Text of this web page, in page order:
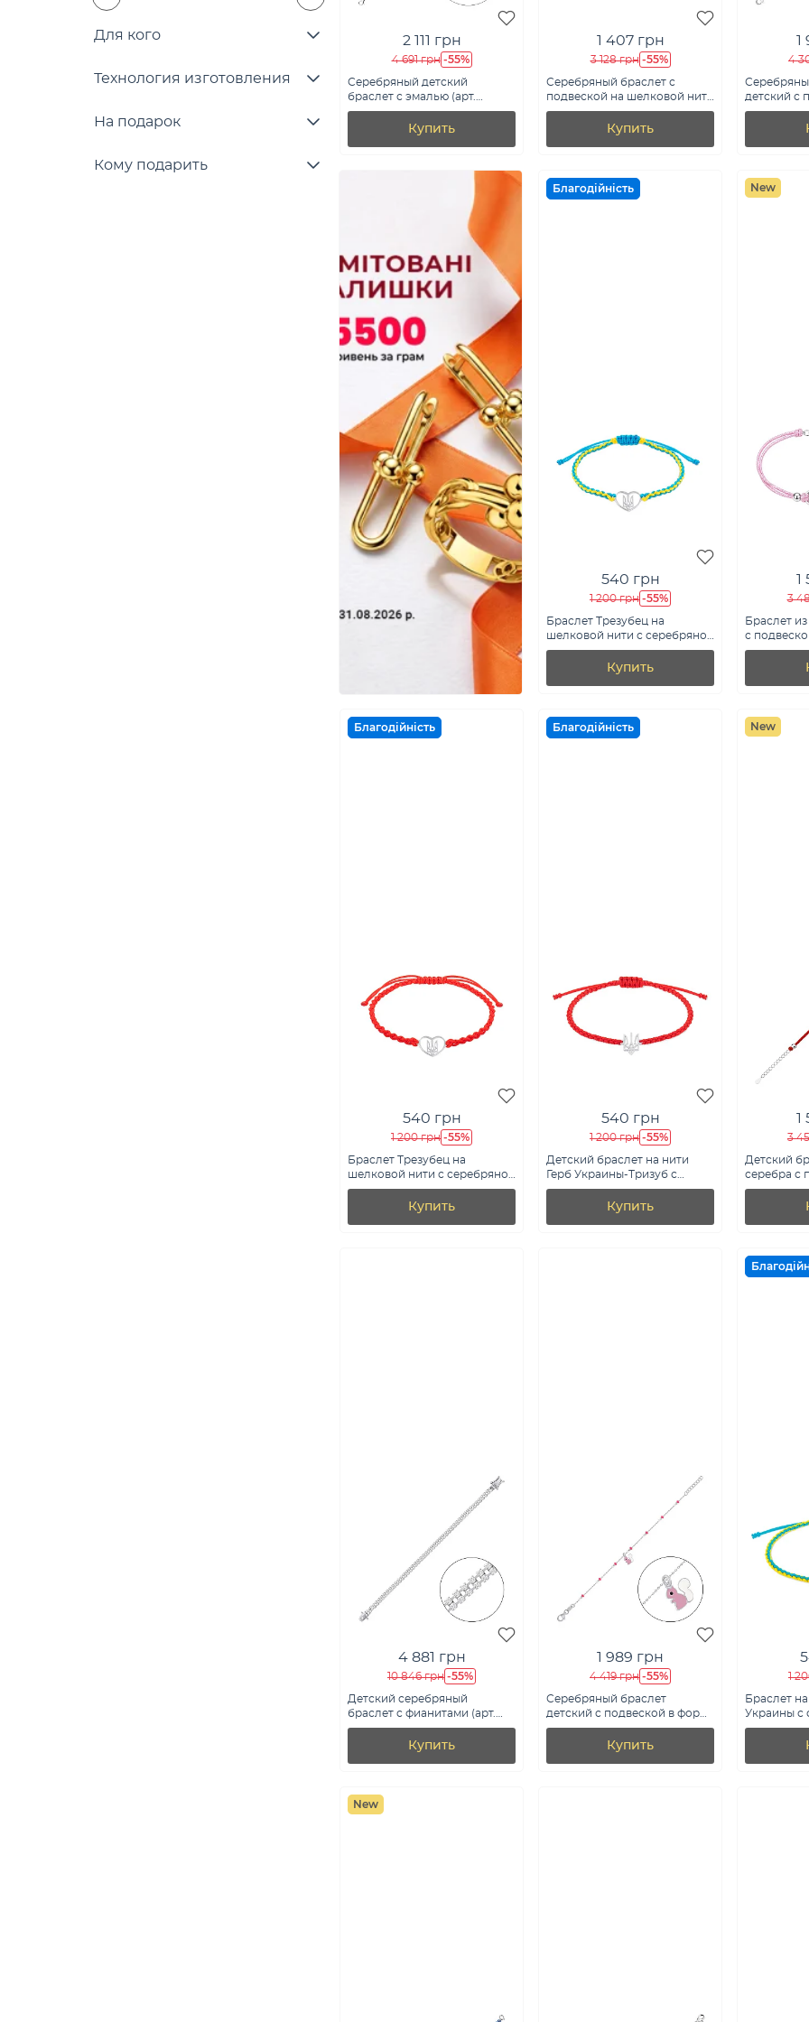
Для кого
Технология изготовления
На подарок
Кому подарить
2 111 грн
4 691 грн -55%
Серебряный детский
браслет с эмалью (арт.
7509/5418е)
Купить
1 407 грн
3 128 грн -55%
Серебряный браслет с
подвеской на шелковой нити
(арт. 7309/5421кекз)
Купить
1
4
детский с
единорога
7509/
Благодійність
540 грн
1 200 грн -55%
Браслет Трезубец на
шелковой нити с серебряной
вставкой для детей (арт.
Х340061гжд)Купить
New
1
3
Браслет
с
7309/
Благодійність
540 грн
1 200 грн -55%
Браслет Трезубец на
шелковой нити с серебряной
вставкой для детей (арт.
Х340061кд)Купить
Благодійність
540 грн
1 200 грн -55%
Детский браслет на нити
Герб Украины-Тризуб с
серебряной вставкой (арт.
Х340067кд)Купить
New
1
3
Детский
серебра с
7309/
4 881 грн
10 846 грн -55%
Детский серебряный
браслет с фианитами (арт.
7509/5369)
Купить
1 989 грн
4 419 грн -55%
Серебряный браслет
детский с подвеской в форме
белки без камней (арт.
7509/5367е)Купить
1
Браслет
Украины с
вставкой
New